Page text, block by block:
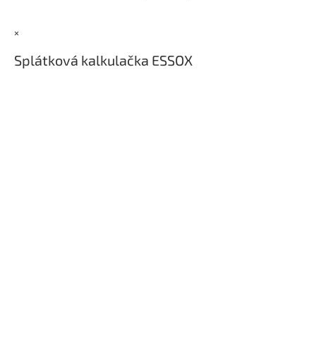
r
v
×
Splátková kalkulačka ESSOX